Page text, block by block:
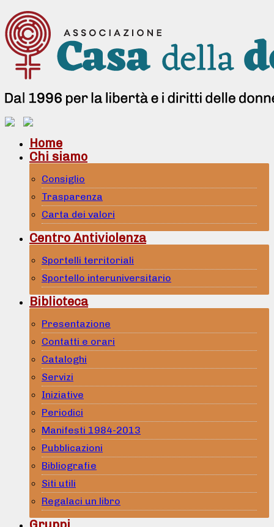
Home
Chi siamo
Consiglio
Trasparenza
Carta dei valori
Centro Antiviolenza
Sportelli territoriali
Sportello interuniversitario
Biblioteca
Presentazione
Contatti e orari
Cataloghi
Servizi
Iniziative
Periodici
Manifesti 1984-2013
Pubblicazioni
Bibliografie
Siti utili
Regalaci un libro